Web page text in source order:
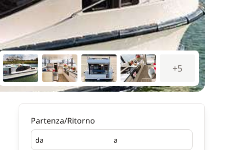
+5
Partenza/Ritorno
da
Partenza a
Ritorno